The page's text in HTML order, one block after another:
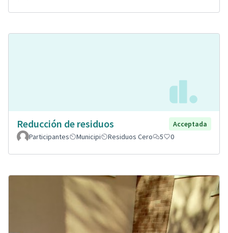
Reducción de residuos
Acceptada
Participantes
Municipi Residuos Cero 5 0